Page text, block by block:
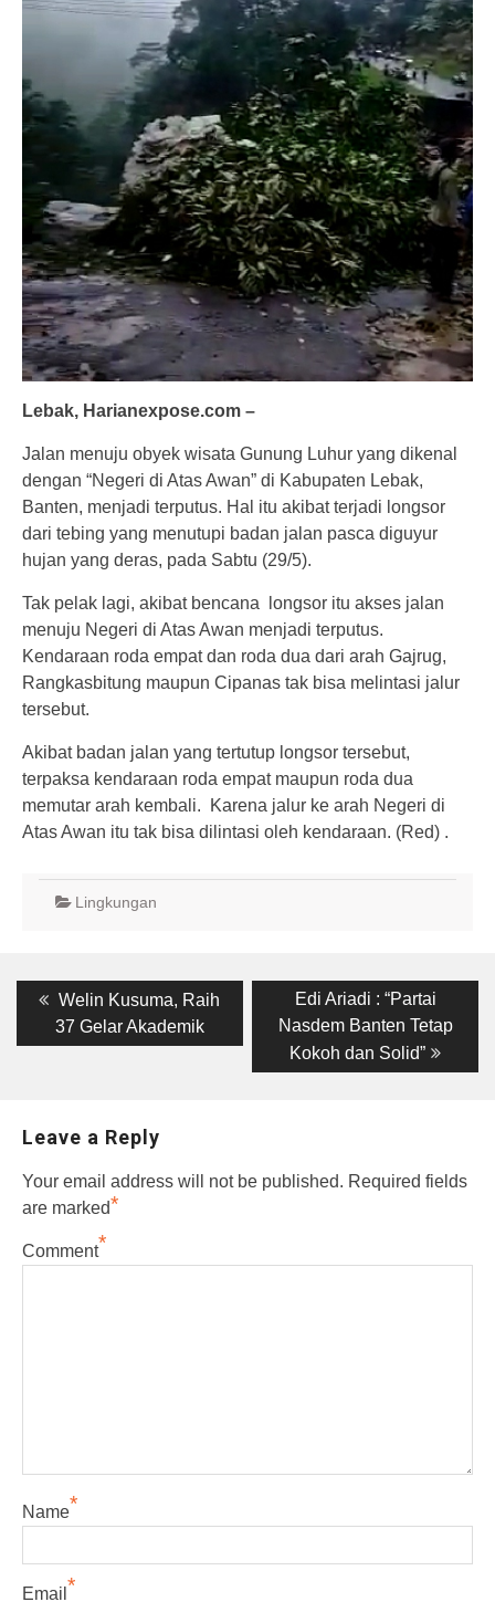
Lebak, Harianexpose.com –
Jalan menuju obyek wisata Gunung Luhur yang dikenal
dengan “Negeri di Atas Awan” di Kabupaten Lebak,
Banten, menjadi terputus. Hal itu akibat terjadi longsor
dari tebing yang menutupi badan jalan pasca diguyur
hujan yang deras, pada Sabtu (29/5).
Tak pelak lagi, akibat bencana longsor itu akses jalan
menuju Negeri di Atas Awan menjadi terputus.
Kendaraan roda empat dan roda dua dari arah Gajrug,
Rangkasbitung maupun Cipanas tak bisa melintasi jalur
tersebut.
Akibat badan jalan yang tertutup longsor tersebut,
terpaksa kendaraan roda empat maupun roda dua
memutar arah kembali. Karena jalur ke arah Negeri di
Atas Awan itu tak bisa dilintasi oleh kendaraan. (Red) .
Lingkungan
Post
navigation
Previous
post:
Welin Kusuma, Raih
37 Gelar Akademik
Next
post:
Edi Ariadi : “Partai
Nasdem Banten Tetap
Kokoh dan Solid”
Leave a Reply
Your email address will not be published. Required fields
are marked*
Comment*
Name*
Email *